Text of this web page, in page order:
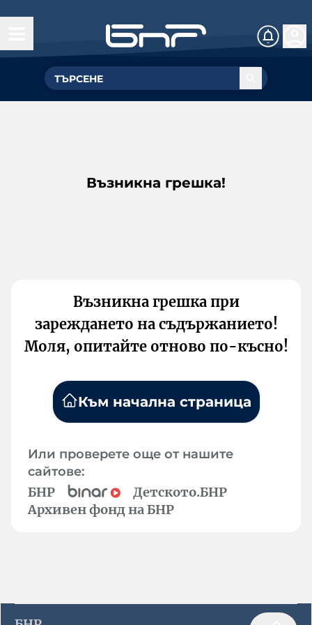
Възникна грешка!
Възникна грешка при
зареждането на съдържанието!
Моля, опитайте отново по-късно!
Към начална страница
Или проверете още от нашите
сайтове:
БНР
Детското.БНР
Архивен фонд на БНР